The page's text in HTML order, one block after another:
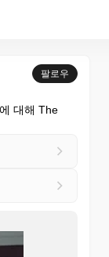
팔로우
대해 The